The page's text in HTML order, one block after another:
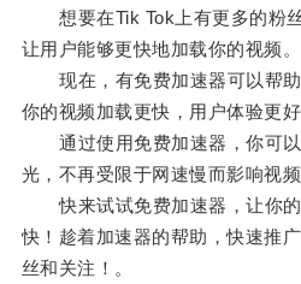
想要在Tik Tok上有更多的粉
让用户能够更快地加载你的视频。
现在，有免费加速器可以帮助
你的视频加载更快，用户体验更好
通过使用免费加速器，你可以
光，不再受限于网速慢而影响视频
快来试试免费加速器，让你的
快！趁着加速器的帮助，快速推
丝和关注！。